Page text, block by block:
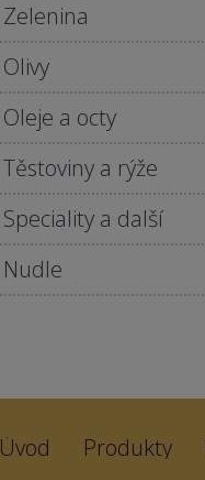
Zelenina
Olivy
Oleje a octy
Těstoviny a rýže
Speciality a další
Nudle
Úvod Produkty